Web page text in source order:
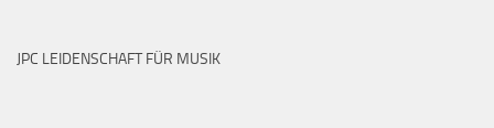
JPC LEIDENSCHAFT FÜR MUSIK